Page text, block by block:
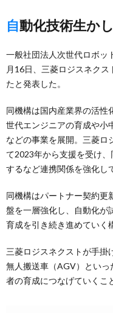
自動化技術生
一般社団法人次世代ロボッ
月16日、三菱ロジスネク
たと発表した。
同機構は国内産業界の活性
世代エンジニアの育成や小
などの事業を展開。三菱ロ
て2023年から支援を受け
するなど連携関係を強化し
同機構はパートナー契約更
盤を一層強化し、自動化が
育成を引き続き進めていく
三菱ロジスネクストが手掛
無人搬送車（AGV）とい
者の育成につなげていくこ